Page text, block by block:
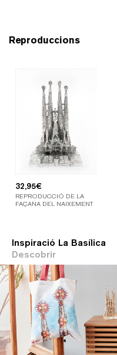
Reproduccions
32,95€
REPRODUCCIÓ DE LA
FAÇANA DEL NAIXEMENT
Inspiració La Basílica
Descobrir